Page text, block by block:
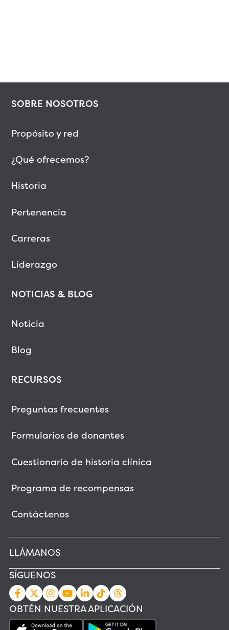
SOBRE NOSOTROS
Propósito y red
¿Qué ofrecemos?
Historia
Pertenencia
Carreras
Liderazgo
NOTICIAS & BLOG
Noticia
Blog
RECURSOS
Preguntas frecuentes
Formularios de donantes
Cuestionario de historia clínica
Programa de recompensas
Contáctenos
LLÁMANOS
SÍGUENOS
OBTÉN NUESTRA APLICACIÓN